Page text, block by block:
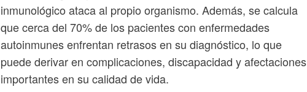
inmunológico ataca al propio organismo. Además, se calcula
que cerca del 70% de los pacientes con enfermedades
autoinmunes enfrentan retrasos en su diagnóstico, lo que
puede derivar en complicaciones, discapacidad y afectaciones
importantes en su calidad de vida.